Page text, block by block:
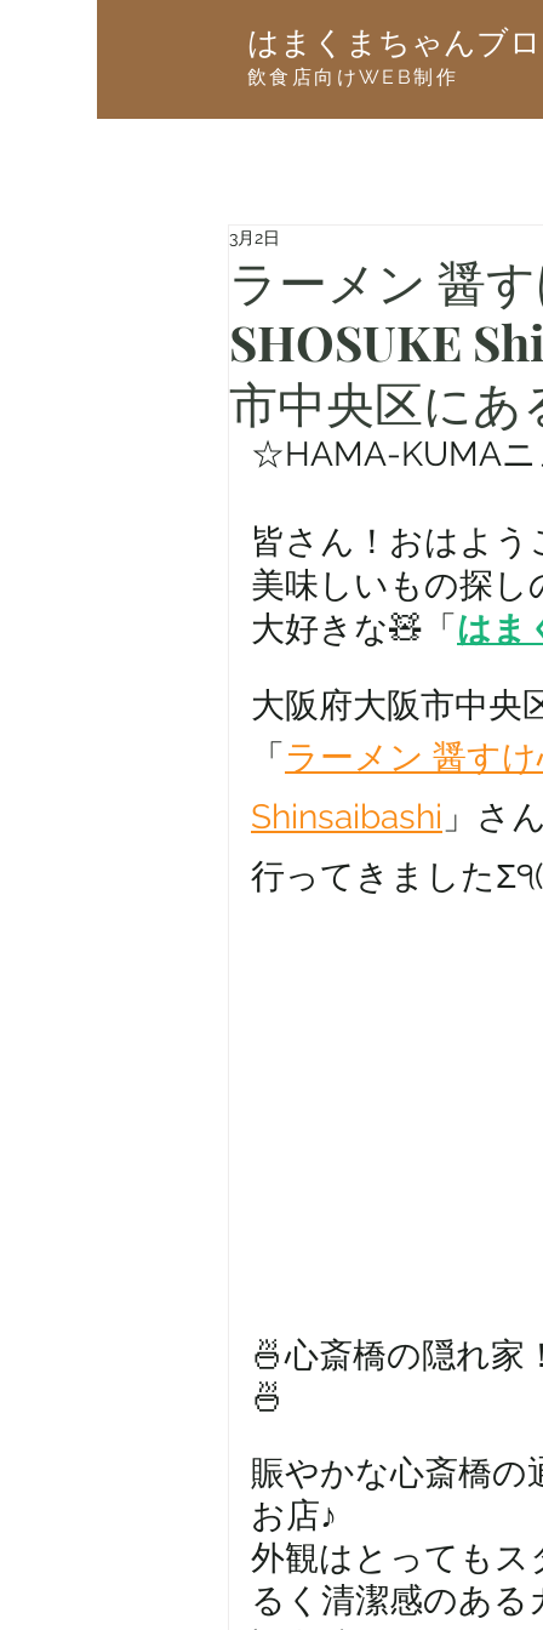
はまくまちゃんブ
飲食店向けWEB制作
ラーメン 醤
SHOSUKE
市中央区にあ
3月2日
☆HAMA-KUMAニ
皆さん！おはよ
美味しいもの探し
大好きな🧸「はま
大阪府大阪市中央
「ラーメン 醤す
Shinsaibashi 」さ
行ってきました
🍜心斎橋の隠れ家
🍜
賑やかな心斎橋の
お店♪
外観はとってもス
るく清潔感のあ